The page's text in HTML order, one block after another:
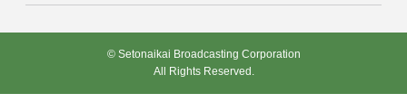
© Setonaikai Broadcasting Corporation
All Rights Reserved.